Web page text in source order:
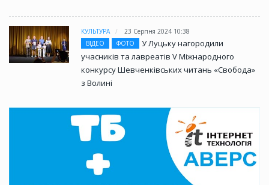
КУЛЬТУРА
23 Серпня 2024 10:38
ВІДЕО
ФОТО
У Луцьку нагородили
учасників та лавреатів V Міжнародного
конкурсу Шевченківських читань «Свобода»
з Волині